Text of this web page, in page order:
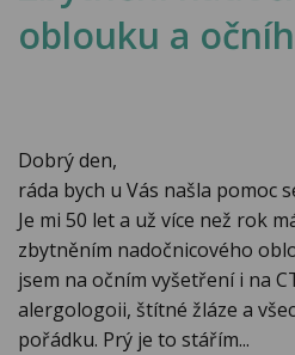
oblouku a
Dobrý den,
ráda bych u Vás našla pomoc
Je mi 50 let a už více než rok
zbytněním nadočnicového
jsem na očním vyšetření i na
alergologoii, štítné žláze a
pořádku. Prý je to stářím...